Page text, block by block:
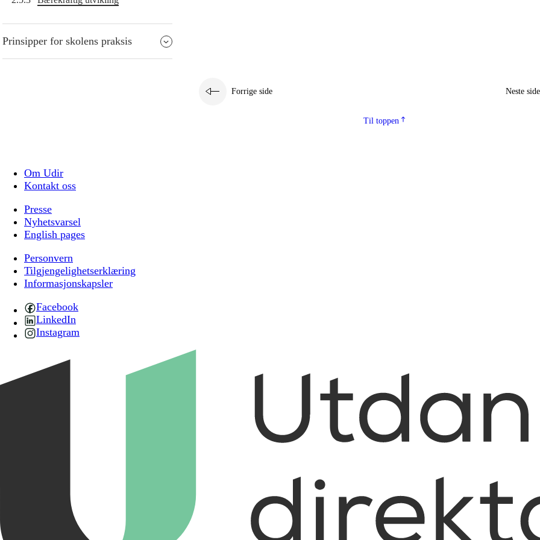
Prinsipper for skolens praksis
Forrige side Neste side
Til toppen
Om Udir
Kontakt oss
Presse
Nyhetsvarsel
English pages
Personvern
Tilgjengelighetserklæring
Informasjonskapsler
Facebook
LinkedIn
Instagram